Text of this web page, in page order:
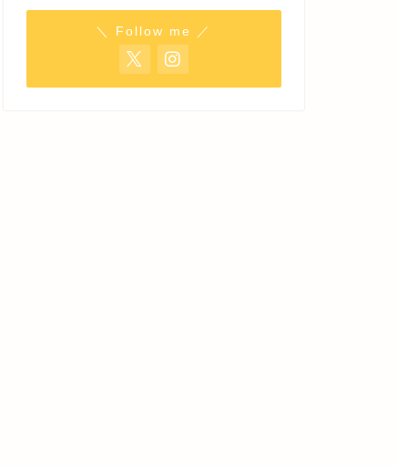
＼ Follow me ／